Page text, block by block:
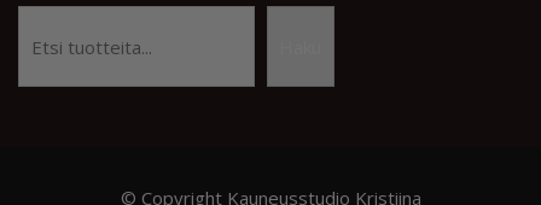
© Copyright Kauneusstudio Kristiina